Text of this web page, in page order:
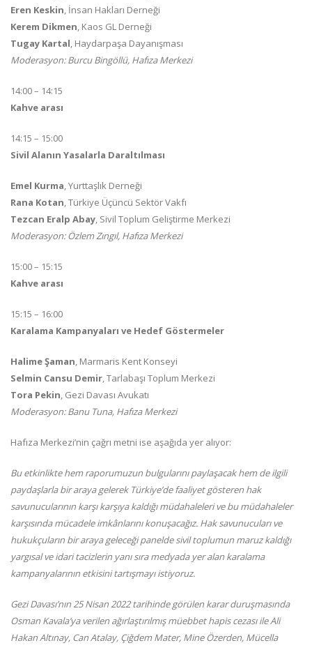
Eren Keskin, İnsan Hakları Derneği
Kerem Dikmen, Kaos GL Derneği
Tugay Kartal, Haydarpaşa Dayanışması
Moderasyon: Burcu Bingöllü, Hafıza Merkezi
14:00 – 14:15
Kahve arası
14:15 – 15:00
Sivil Alanın Yasalarla Daraltılması
Emel Kurma, Yurttaşlık Derneği
Rana Kotan, Türkiye Üçüncü Sektör Vakfı
Tezcan Eralp Abay, Sivil Toplum Geliştirme Merkezi
Moderasyon: Özlem Zıngıl, Hafıza Merkezi
15:00 – 15:15
Kahve arası
15:15 – 16:00
Karalama Kampanyaları ve Hedef Göstermeler
Halime Şaman, Marmaris Kent Konseyi
Selmin Cansu Demir, Tarlabaşı Toplum Merkezi
Tora Pekin, Gezi Davası Avukatı
Moderasyon: Banu Tuna, Hafıza Merkezi
Hafıza Merkezi’nin çağrı metni ise aşağıda yer alıyor:
Bu etkinlikte hem raporumuzun bulgularını paylaşacak hem de ilgili
paydaşlarla bir araya gelerek Türkiye’de faaliyet gösteren hak
savunucularının karşı karşıya kaldığı müdahaleleri ve bu müdahaleler
karşısında mücadele imkânlarını konuşacağız. Hak savunucuları ve
hukukçuların bir araya geleceği panelde sivil toplumun maruz kaldığı
yargısal ve idari tacizlerin yanı sıra medyada yer alan karalama
kampanyalarının etkisini tartışmayı istiyoruz.
Gezi Davası’nın 25 Nisan 2022 tarihinde görülen karar duruşmasında
Osman Kavala’ya verilen ağırlaştırılmış müebbet hapis cezası ile Ali
Hakan Altınay, Can Atalay, Çiğdem Mater, Mine Özerden, Mücella